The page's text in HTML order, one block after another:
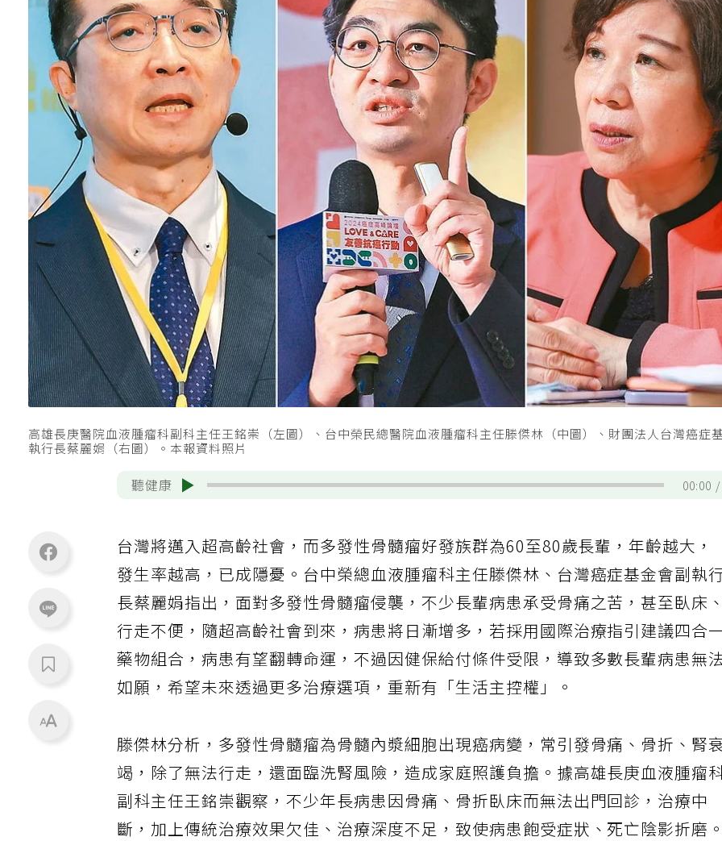
高雄長庚醫院血液腫瘤科副科主任王銘崇（左圖）、台中榮民總醫院血液腫瘤科主任滕傑林（中圖）、財團法人台灣癌症
執行長蔡麗娟（右圖）。本報資料照片
聽健康 00:00
台灣將邁入超高齡社會，而多發性骨髓瘤好發族群為60至80歲長輩，年齡越大，
發生率越高，已成隱憂。台中榮總血液腫瘤科主任滕傑林、台灣癌症基金會副執
長蔡麗娟指出，面對多發性骨髓瘤侵襲，不少長輩病患承受骨痛之苦，甚至臥床
行走不便，隨超高齡社會到來，病患將日漸增多，若採用國際治療指引建議四合
藥物組合，病患有望翻轉命運，不過因健保給付條件受限，導致多數長輩病患無
如願，希望未來透過更多治療選項，重新有「生活主控權」。
滕傑林分析，多發性骨髓瘤為骨髓內漿細胞出現癌病變，常引發骨痛、骨折、腎
竭，除了無法行走，還面臨洗腎風險，造成家庭照護負擔。據高雄長庚血液腫瘤
副科主任王銘崇觀察，不少年長病患因骨痛、骨折臥床而無法出門回診，治療中
斷，加上傳統治療效果欠佳、治療深度不足，致使病患飽受症狀、死亡陰影折磨